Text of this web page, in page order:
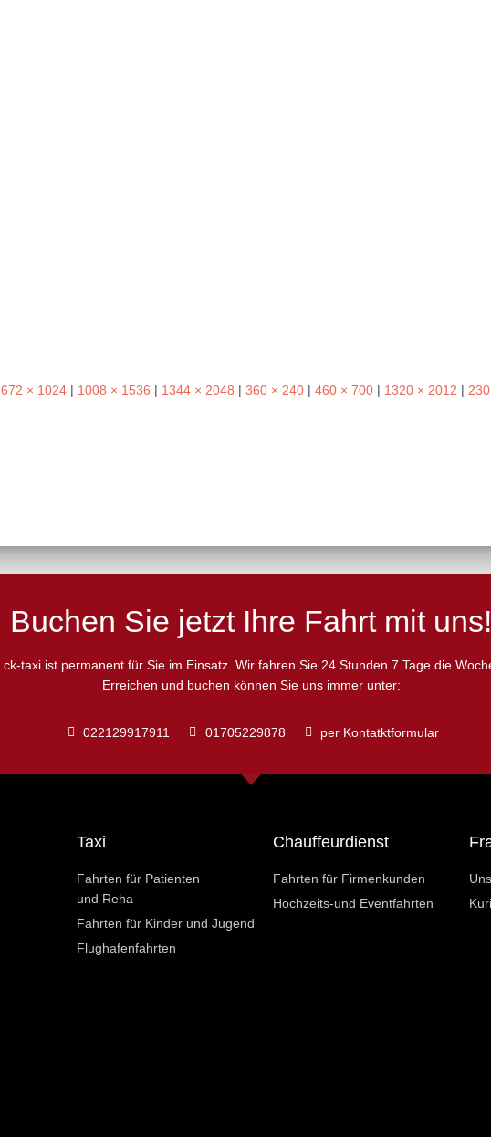
672 × 1024 | 1008 × 1536 | 1344 × 2048 | 360 × 240 | 460 × 700 | 1320 × 2012 |
Buchen Sie jetzt Ihre Fahrt mit uns!
ck-taxi ist permanent für Sie im Einsatz. Wir fahren Sie 24 Stunden 7 Tage die
Erreichen und buchen können Sie uns immer unter:
022129917911 01705229878 per Kontatktformular
Taxi
Fahrten für Patienten
und Reha
Fahrten für Kinder und Jugend
Flughafenfahrten
Chauffeurdienst
Fahrten für Firmenkunden
Hochzeits-und Eventfahrten